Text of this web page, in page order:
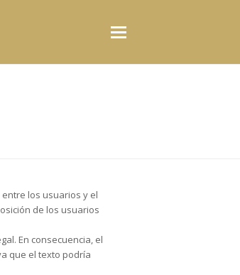
los usuarios y el
de los usuarios
En consecuencia, el
que el texto podría